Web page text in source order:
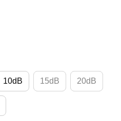
10dB 15dB 20dB